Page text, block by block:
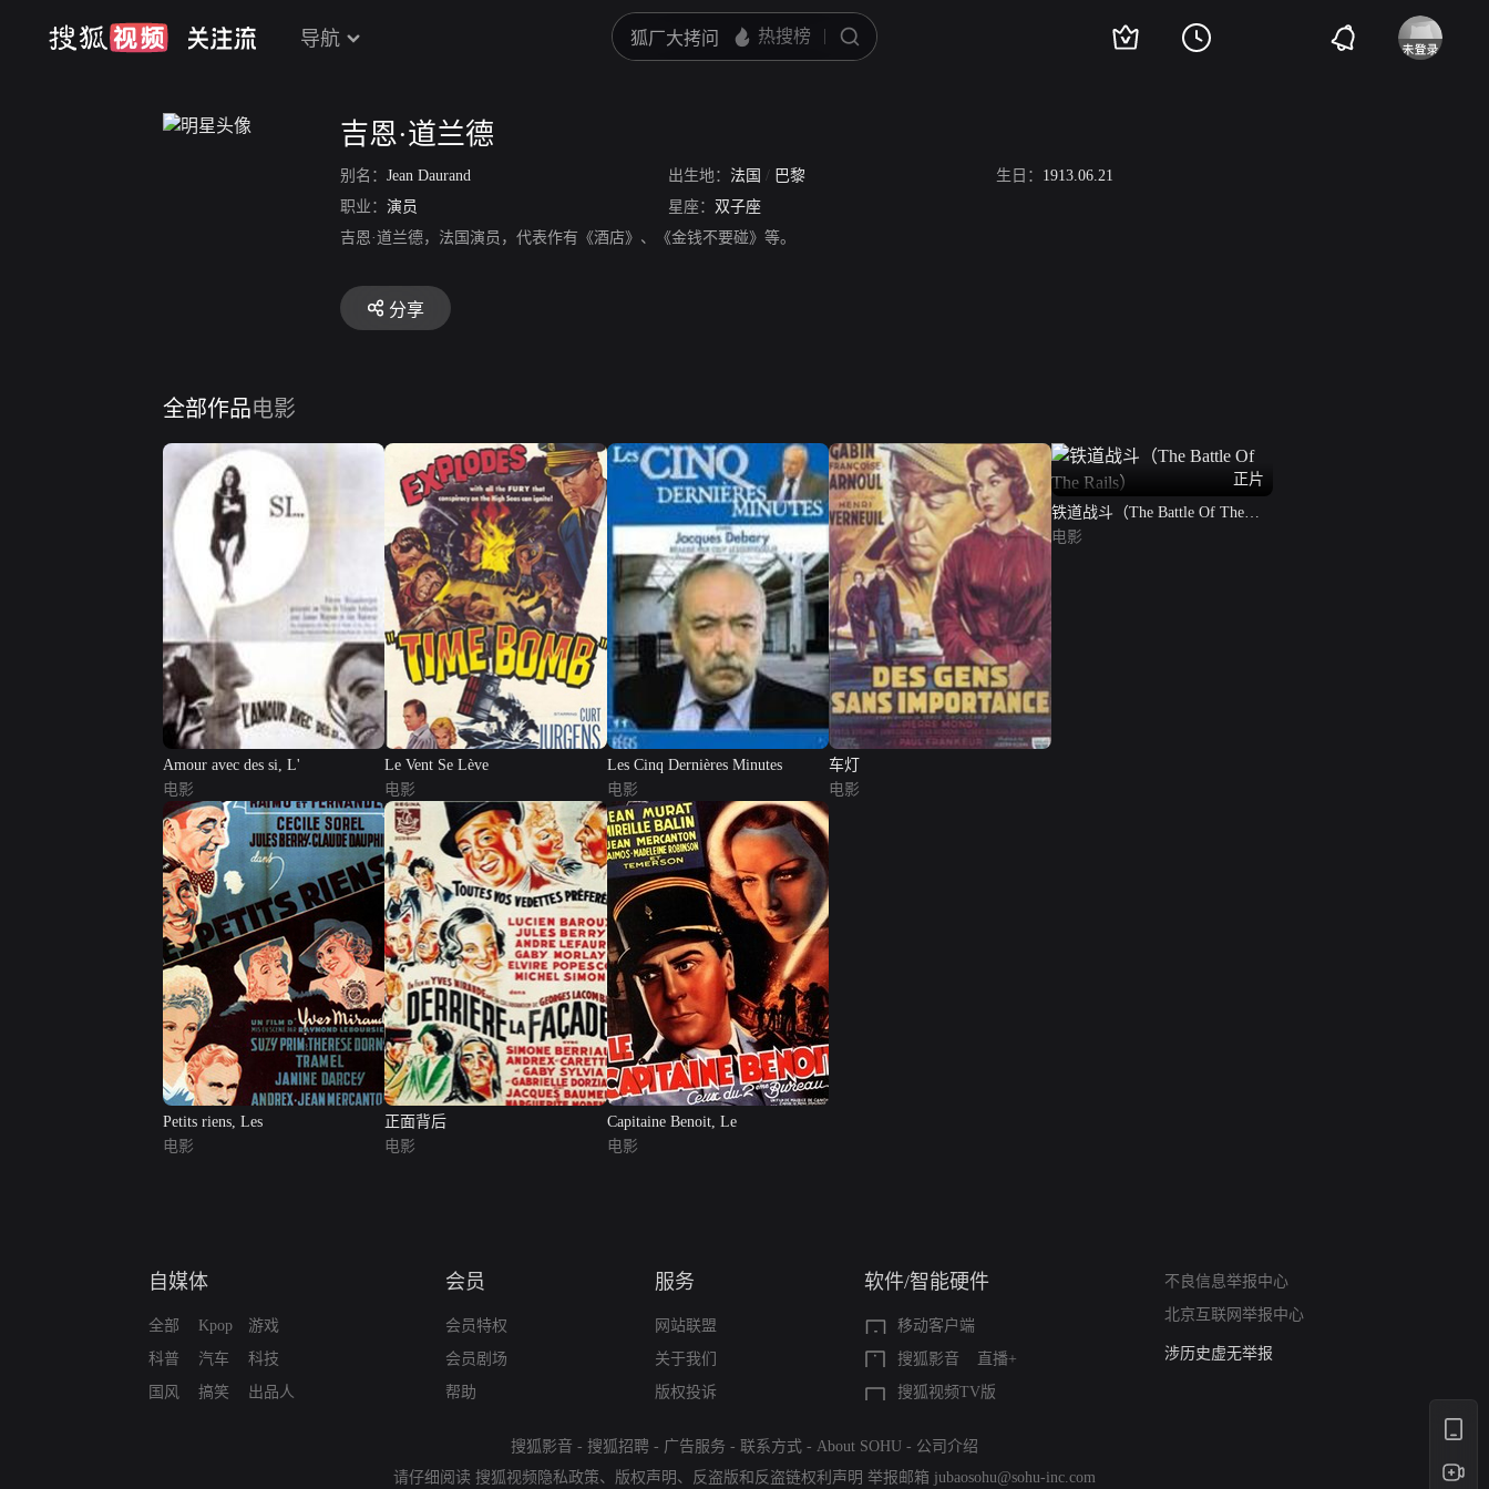
导航
吉恩·道兰德
别名： Jean Daurand 出生地： 法国 / 巴黎 生日： 1913.06.21
职业： 演员 星座： 双子座
吉恩·道兰德，法国演员，代表作有《酒店》、《金钱不要碰》等。
分享
全部作品电影
Amour avec des si, L'
电影
Le Vent Se Lève
电影
Les Cinq Dernières Minutes
电影
车灯
电影
正片
铁道战斗（The Battle Of The
Rails）
电影
Petits riens, Les
电影
正面背后
电影
Capitaine Benoit, Le
电影
自媒体
全部
科普
国风
Kpop
汽车
搞笑
游戏
科技
出品人
会员
会员特权
会员剧场
帮助
服务
网站联盟
关于我们
版权投诉
软件/智能硬件
移动客户端
搜狐影音
直播+
搜狐视频TV版
不良信息举报中心
北京互联网举报中心
亚运会举报专区
涉历史虚无举报
搜狐影音 - 搜狐招聘 - 广告服务 - 联系方式 - About SOHU - 公司介绍
请仔细阅读 搜狐视频隐私政策、 版权声明 、 反盗版和反盗链权利声明 举报邮箱 jubaosohu@sohu-inc.com